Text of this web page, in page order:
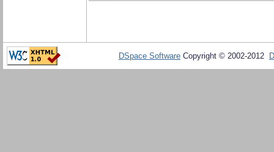
DSpace Software Copyright © 2002-2012